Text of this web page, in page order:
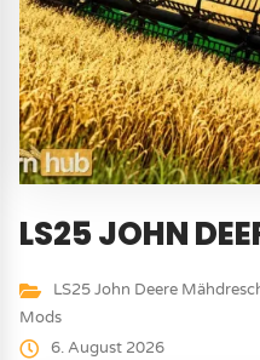
LS25 JOHN
LS25 John Deere
Mods
6. August 2026